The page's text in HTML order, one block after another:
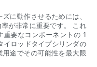
に動作させるためには、
が非常に重要です。 これ
重要なコンポーネントの 1
イロッドタイプシリンダの
途でその可能性を最大限